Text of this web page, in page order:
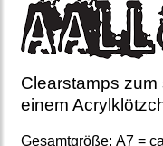
Clearstamps
einem
Gesamtgröße: A7 =